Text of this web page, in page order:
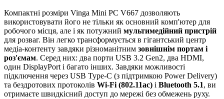
Компактні розміри Vinga Mini PC V667 дозволяють
використовувати його не тільки як основний комп'ютер для
робочого місця, але і як потужний мультимедійний пристрій
для розваг. Він легко трансформується в гігантський центр
медіа-контенту завдяки різноманітним зовнішнім портам і
роз'ємам. Серед них: два порти USB 3.2 Gen2, два HDMI,
один DisplayPort і багато інших. Завдяки можливості
підключення через USB Type-C (з підтримкою Power Delivery)
та бездротових протоколів Wi-Fi (802.11ac) і Bluetooth 5.1, ви
отримаєте швидкісний доступ до мережі без обмежень руху.